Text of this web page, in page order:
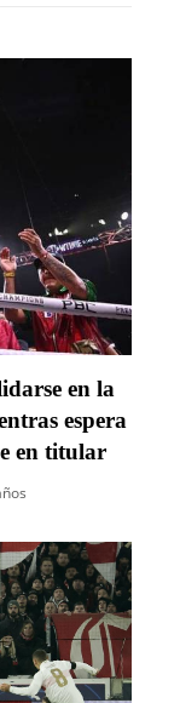
en la
espera
en titular